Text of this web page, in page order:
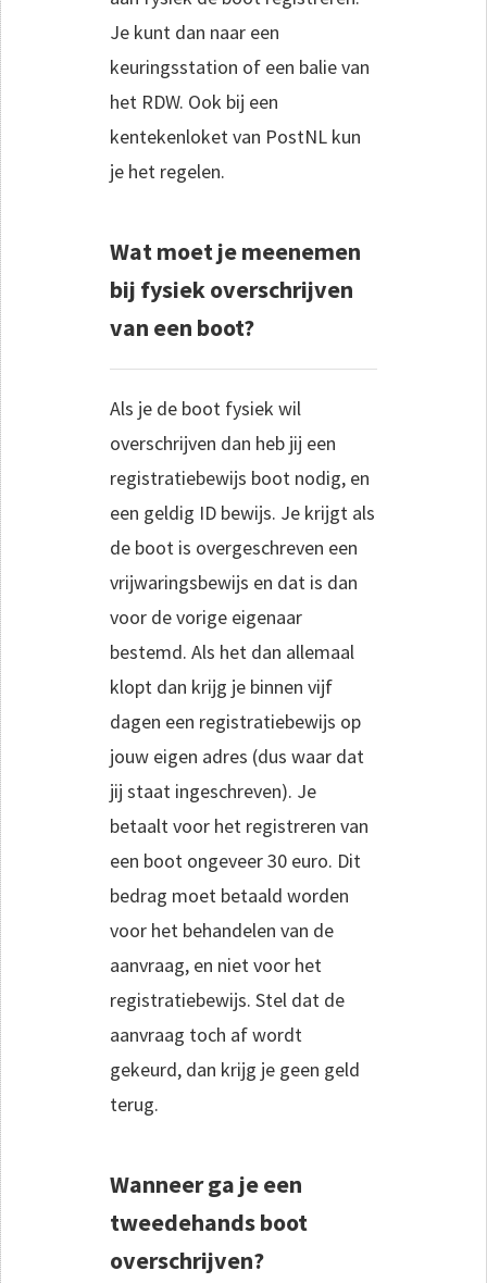
Je kunt dan naar een
keuringsstation of een balie van
het RDW. Ook bij een
kentekenloket van PostNL kun
je het regelen.
Wat moet je meenemen
bij fysiek overschrijven
van een boot?
Als je de boot fysiek wil
overschrijven dan heb jij een
registratiebewijs boot nodig, en
een geldig ID bewijs. Je krijgt als
de boot is overgeschreven een
vrijwaringsbewijs en dat is dan
voor de vorige eigenaar
bestemd. Als het dan allemaal
klopt dan krijg je binnen vijf
dagen een registratiebewijs op
jouw eigen adres (dus waar dat
jij staat ingeschreven). Je
betaalt voor het registreren van
een boot ongeveer 30 euro. Dit
bedrag moet betaald worden
voor het behandelen van de
aanvraag, en niet voor het
registratiebewijs. Stel dat de
aanvraag toch af wordt
gekeurd, dan krijg je geen geld
terug.
Wanneer ga je een
tweedehands boot
overschrijven?